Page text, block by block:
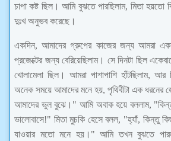
চাপা কষ্ট ছিল। আমি বুঝতে পারছিলাম, মিতা হয়তো
দুঃখ অনুভব করেছে।
একদিন, আমাদের গ্রুপের কাজের জন্য আমরা
প্রজেক্টের জন্য বেরিয়েছিলাম। সে দিনটা ছিল
খোলামেলা ছিল। আমরা পাশাপাশি হাঁটছিলাম,
অনেক সময়ে আমাদের মনে হয়, পৃথিবীটা এক ধরনের
আমাদের ভুল বুঝে।" আমি অবাক হয়ে বললাম,
ভালোবাসে!" মিতা মুচকি হেসে বলল, "হ্যাঁ, কিন্তু
যাওয়ার মতো মনে হয়।" আমি তখন বুঝতে